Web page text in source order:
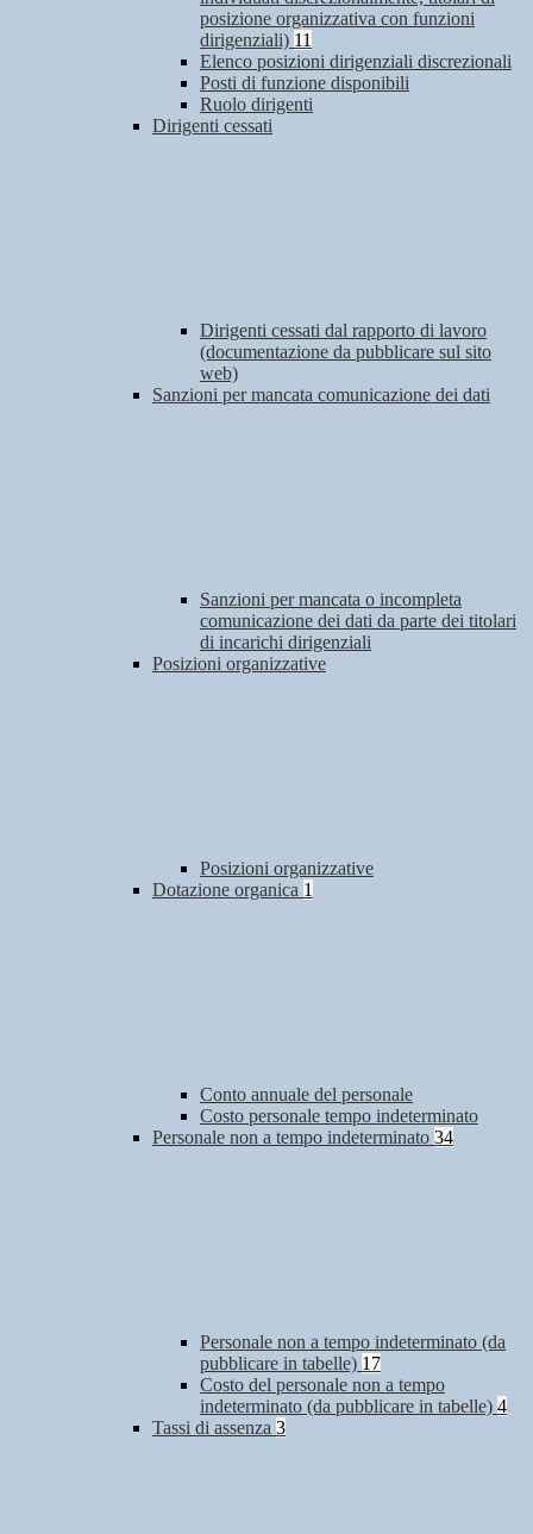
posizione organizzativa con funzioni
dirigenziali) 11
Elenco posizioni dirigenziali discrezionali
Posti di funzione disponibili
Ruolo dirigenti
Dirigenti cessati
Dirigenti cessati dal rapporto di lavoro
(documentazione da pubblicare sul sito
web)
Sanzioni per mancata comunicazione dei dati
Sanzioni per mancata o incompleta
comunicazione dei dati da parte dei titolari
di incarichi dirigenziali
Posizioni organizzative
Posizioni organizzative
Dotazione organica 1
Conto annuale del personale
Costo personale tempo indeterminato
Personale non a tempo indeterminato 34
Personale non a tempo indeterminato (da
pubblicare in tabelle) 17
Costo del personale non a tempo
indeterminato (da pubblicare in tabelle) 4
Tassi di assenza 3